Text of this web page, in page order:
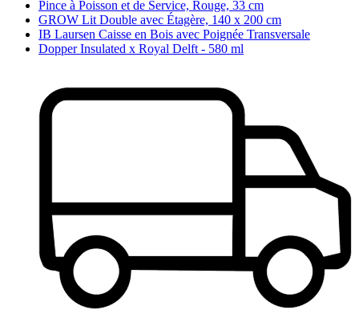
Pince à Poisson et de Service, Rouge, 33 cm
GROW Lit Double avec Étagère, 140 x 200 cm
IB Laursen Caisse en Bois avec Poignée Transversale
Dopper Insulated x Royal Delft - 580 ml